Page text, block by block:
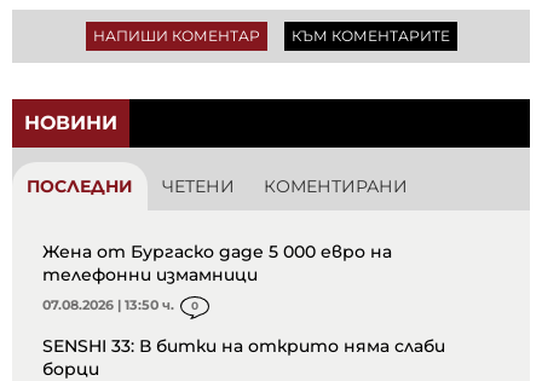
НАПИШИ КОМЕНТАР КЪМ КОМЕНТАРИТЕ
НОВИНИ
ПОСЛЕДНИ ЧЕТЕНИ КОМЕНТИРАНИ
Жена от Бургаско даде 5 000 евро на
телефонни измамници
07.08.2026 | 13:50 ч. 0
SENSHI 33: В битки на открито няма слаби
борци